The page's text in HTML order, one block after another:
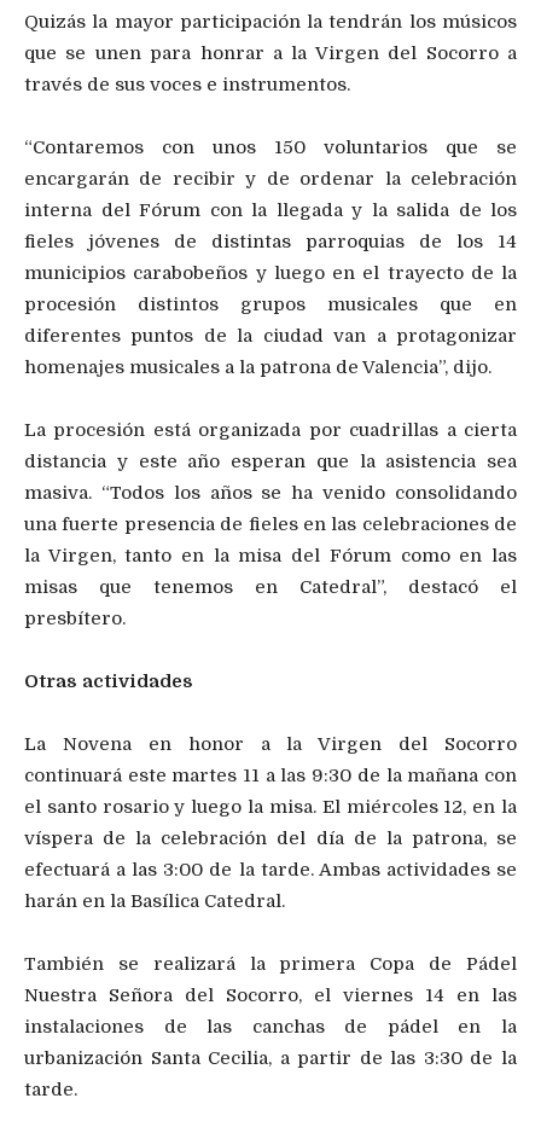
Quizás la mayor participación la tendrán los músicos
que se unen para honrar a la Virgen del Socorro a
través de sus voces e instrumentos.
“Contaremos con unos 150 voluntarios que se
encargarán de recibir y de ordenar la celebración
interna del Fórum con la llegada y la salida de los
fieles jóvenes de distintas parroquias de los 14
municipios carabobeños y luego en el trayecto de la
procesión distintos grupos musicales que en
diferentes puntos de la ciudad van a protagonizar
homenajes musicales a la patrona de Valencia”, dijo.
La procesión está organizada por cuadrillas a cierta
distancia y este año esperan que la asistencia sea
masiva. “Todos los años se ha venido consolidando
una fuerte presencia de fieles en las celebraciones de
la Virgen, tanto en la misa del Fórum como en las
misas que tenemos en Catedral”, destacó el
presbítero.
Otras actividades
La Novena en honor a la Virgen del Socorro
continuará este martes 11 a las 9:30 de la mañana con
el santo rosario y luego la misa. El miércoles 12, en la
víspera de la celebración del día de la patrona, se
efectuará a las 3:00 de la tarde. Ambas actividades se
harán en la Basílica Catedral.
También se realizará la primera Copa de Pádel
Nuestra Señora del Socorro, el viernes 14 en las
instalaciones de las canchas de pádel en la
urbanización Santa Cecilia, a partir de las 3:30 de la
tarde.